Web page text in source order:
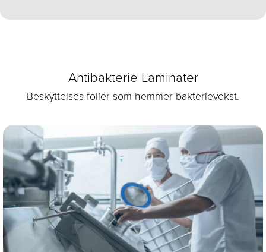
Antibakterie Laminater
Beskyttelses folier som hemmer bakterievekst.